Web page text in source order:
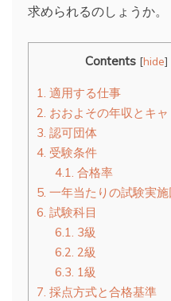
求められるのしょうか。
Contents [hide]
1. 適用する仕事
2. おおよその年収とキ
3. 認可団体
4. 受験条件
4.1. 合格率
5. 一年当たりの試験実施
6. 試験科目
6.1. 3級
6.2. 2級
6.3. 1級
7. 採点方式と合格基準